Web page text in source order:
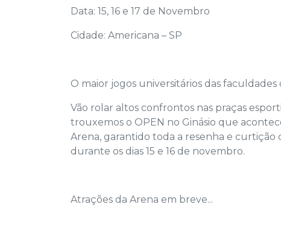
Data: 15, 16 e 17 de Novembro
Cidade: Americana – SP
O maior jogos universitários das
Vão rolar altos confrontos nas praças
trouxemos o OPEN no Ginásio que
Arena, garantido toda a resenha e
durante os dias 15 e 16 de novembro.
Atrações da Arena em breve...